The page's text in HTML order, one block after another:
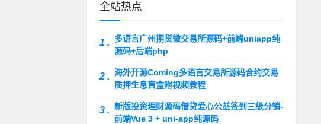
全站热点
1 .
多语言广州期货微交易所源码+前端uniapp纯
源码+后端php
2 . 海外开源Coming多语言交易所源码合约交易
质押生息盲盒附视频教程
3 . 新版投资理财源码借贷爱心公益签到三级分销-
前端Vue 3 + uni-app纯源码